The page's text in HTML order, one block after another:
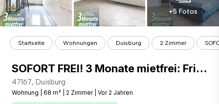
+5 Fotos
Startseite Wohnungen Duisburg 2 Zimmer
SOFORT FREI! 3 Monate mietfrei: Frisch sanierte 2 Zimmer-Marmor-Luxuswohnung im Max Planck Quartier! (Wohnungen Duisburg)
47167, Duisburg
Wohnung 68 m² 2 Zimmer Vor 2 Jahren